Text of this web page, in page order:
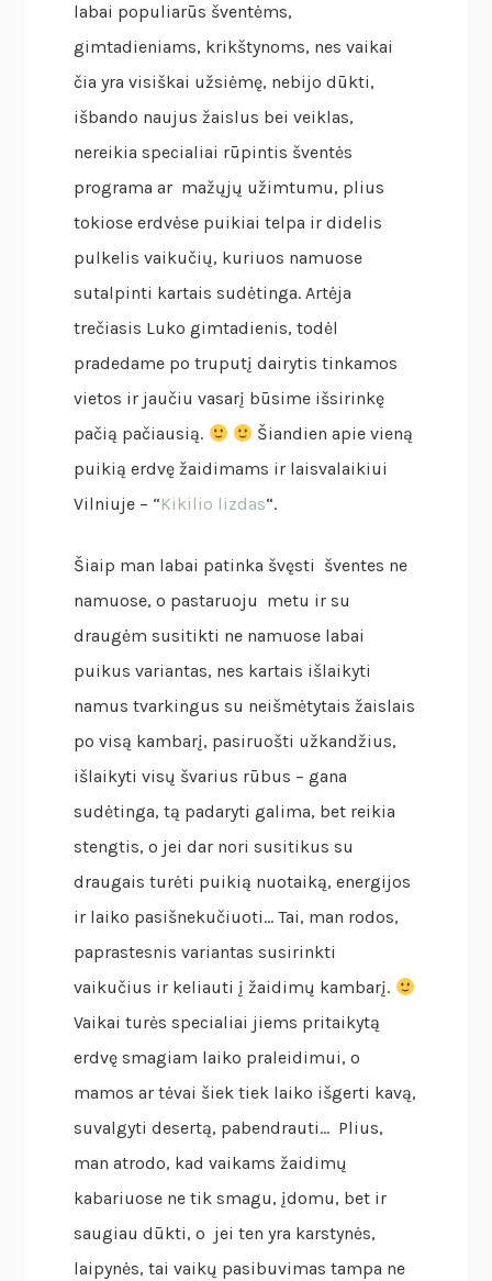
labai populiarūs šventėms,
gimtadieniams, krikštynoms, nes vaikai
čia yra visiškai užsiėmę, nebijo dūkti,
išbando naujus žaislus bei veiklas,
nereikia specialiai rūpintis šventės
programa ar mažųjų užimtumu, plius
tokiose erdvėse puikiai telpa ir didelis
pulkelis vaikučių, kuriuos namuose
sutalpinti kartais sudėtinga. Artėja
trečiasis Luko gimtadienis, todėl
pradedame po truputį dairytis tinkamos
vietos ir jaučiu vasarį būsime išsirinkę
pačią pačiausią.
Šiandien apie vieną
puikią erdvę žaidimams ir laisvalaikiui
Vilniuje – “Kikilio lizdas“.
Šiaip man labai patinka švęsti šventes ne
namuose, o pastaruoju metu ir su
draugėm susitikti ne namuose labai
puikus variantas, nes kartais išlaikyti
namus tvarkingus su neišmėtytais žaislais
po visą kambarį, pasiruošti užkandžius,
išlaikyti visų švarius rūbus – gana
sudėtinga, tą padaryti galima, bet reikia
stengtis, o jei dar nori susitikus su
draugais turėti puikią nuotaiką, energijos
ir laiko pasišnekučiuoti… Tai, man rodos,
paprastesnis variantas susirinkti
vaikučius ir keliauti į žaidimų kambarį.
Vaikai turės specialiai jiems pritaikytą
erdvę smagiam laiko praleidimui, o
mamos ar tėvai šiek tiek laiko išgerti kavą,
suvalgyti desertą, pabendrauti… Plius,
man atrodo, kad vaikams žaidimų
kabariuose ne tik smagu, įdomu, bet ir
saugiau dūkti, o jei ten yra karstynės,
laipynės, tai vaikų pasibuvimas tampa ne